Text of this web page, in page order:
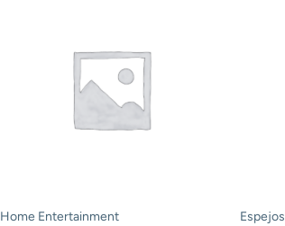
Home Entertainment Espejos